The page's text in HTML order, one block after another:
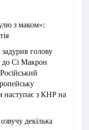
голову
до Сі Макрон
наступає з КНР на
декілька